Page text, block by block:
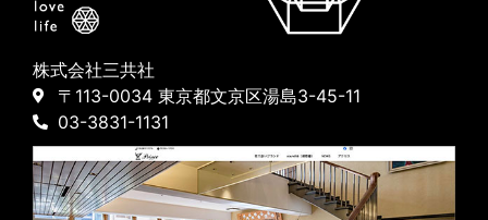
株式会社三共社
〒113-0034 東京都文京区湯島3-45-11
03-3831-1131